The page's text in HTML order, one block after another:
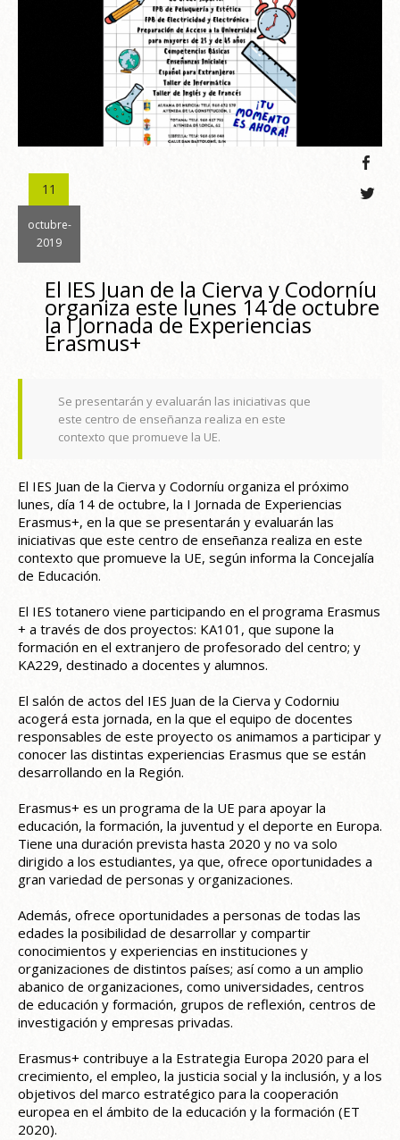
11
octubre-
2019
El IES Juan de la Cierva y Codorníu
organiza este lunes 14 de octubre
la I Jornada de Experiencias
Erasmus+
Se presentarán y evaluarán las iniciativas que
este centro de enseñanza realiza en este
contexto que promueve la UE.
El IES Juan de la Cierva y Codorníu organiza el próximo
lunes, día 14 de octubre, la I Jornada de Experiencias
Erasmus+, en la que se presentarán y evaluarán las
iniciativas que este centro de enseñanza realiza en este
contexto que promueve la UE, según informa la Concejalía
de Educación.
El IES totanero viene participando en el programa Erasmus
+ a través de dos proyectos: KA101, que supone la
formación en el extranjero de profesorado del centro; y
KA229, destinado a docentes y alumnos.
El salón de actos del IES Juan de la Cierva y Codorniu
acogerá esta jornada, en la que el equipo de docentes
responsables de este proyecto os animamos a participar y
conocer las distintas experiencias Erasmus que se están
desarrollando en la Región.
Erasmus+ es un programa de la UE para apoyar la
educación, la formación, la juventud y el deporte en Europa.
Tiene una duración prevista hasta 2020 y no va solo
dirigido a los estudiantes, ya que, ofrece oportunidades a
gran variedad de personas y organizaciones.
Además, ofrece oportunidades a personas de todas las
edades la posibilidad de desarrollar y compartir
conocimientos y experiencias en instituciones y
organizaciones de distintos países; así como a un amplio
abanico de organizaciones, como universidades, centros
de educación y formación, grupos de reflexión, centros de
investigación y empresas privadas.
Erasmus+ contribuye a la Estrategia Europa 2020 para el
crecimiento, el empleo, la justicia social y la inclusión, y a los
objetivos del marco estratégico para la cooperación
europea en el ámbito de la educación y la formación (ET
2020).